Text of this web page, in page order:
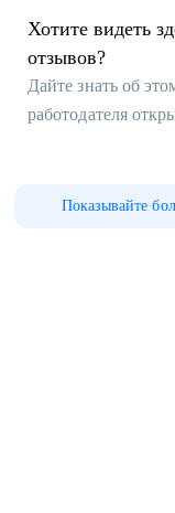
Хотите видеть
отзывов?
Дайте знать об
работодателя
Показывайте